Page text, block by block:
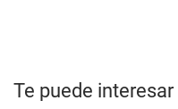
Te puede interesar